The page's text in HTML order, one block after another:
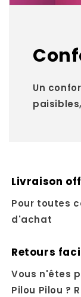
Un
Livraison
Pour toutes
d'achat
Retours
Vous n'êtes
Pilou Pilou ?